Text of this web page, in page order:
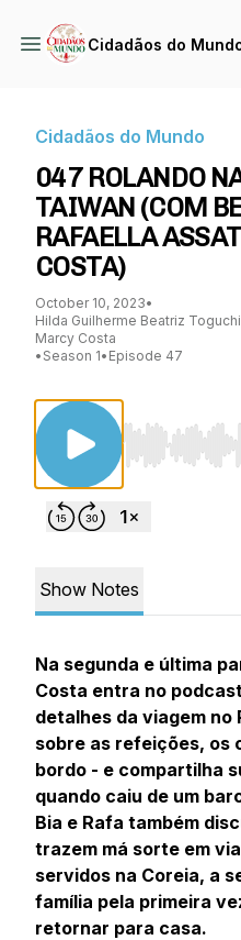
Cidadãos do
Cidadãos do Mundo
047 ROLANDO
TAIWAN (COM
RAFAELLA
COSTA)
October 10, 2023•
Hilda Guilherme Beatriz
Marcy Costa
• Season 1• Episode 47
Use Left/
Show Notes
Na segunda e última
Costa entra no
detalhes da viagem
sobre as refeições, os
bordo - e compartilha
quando caiu de um
Bia e Rafa também
trazem má sorte em
servidos na Coreia, a
família pela primeira
retornar para casa.